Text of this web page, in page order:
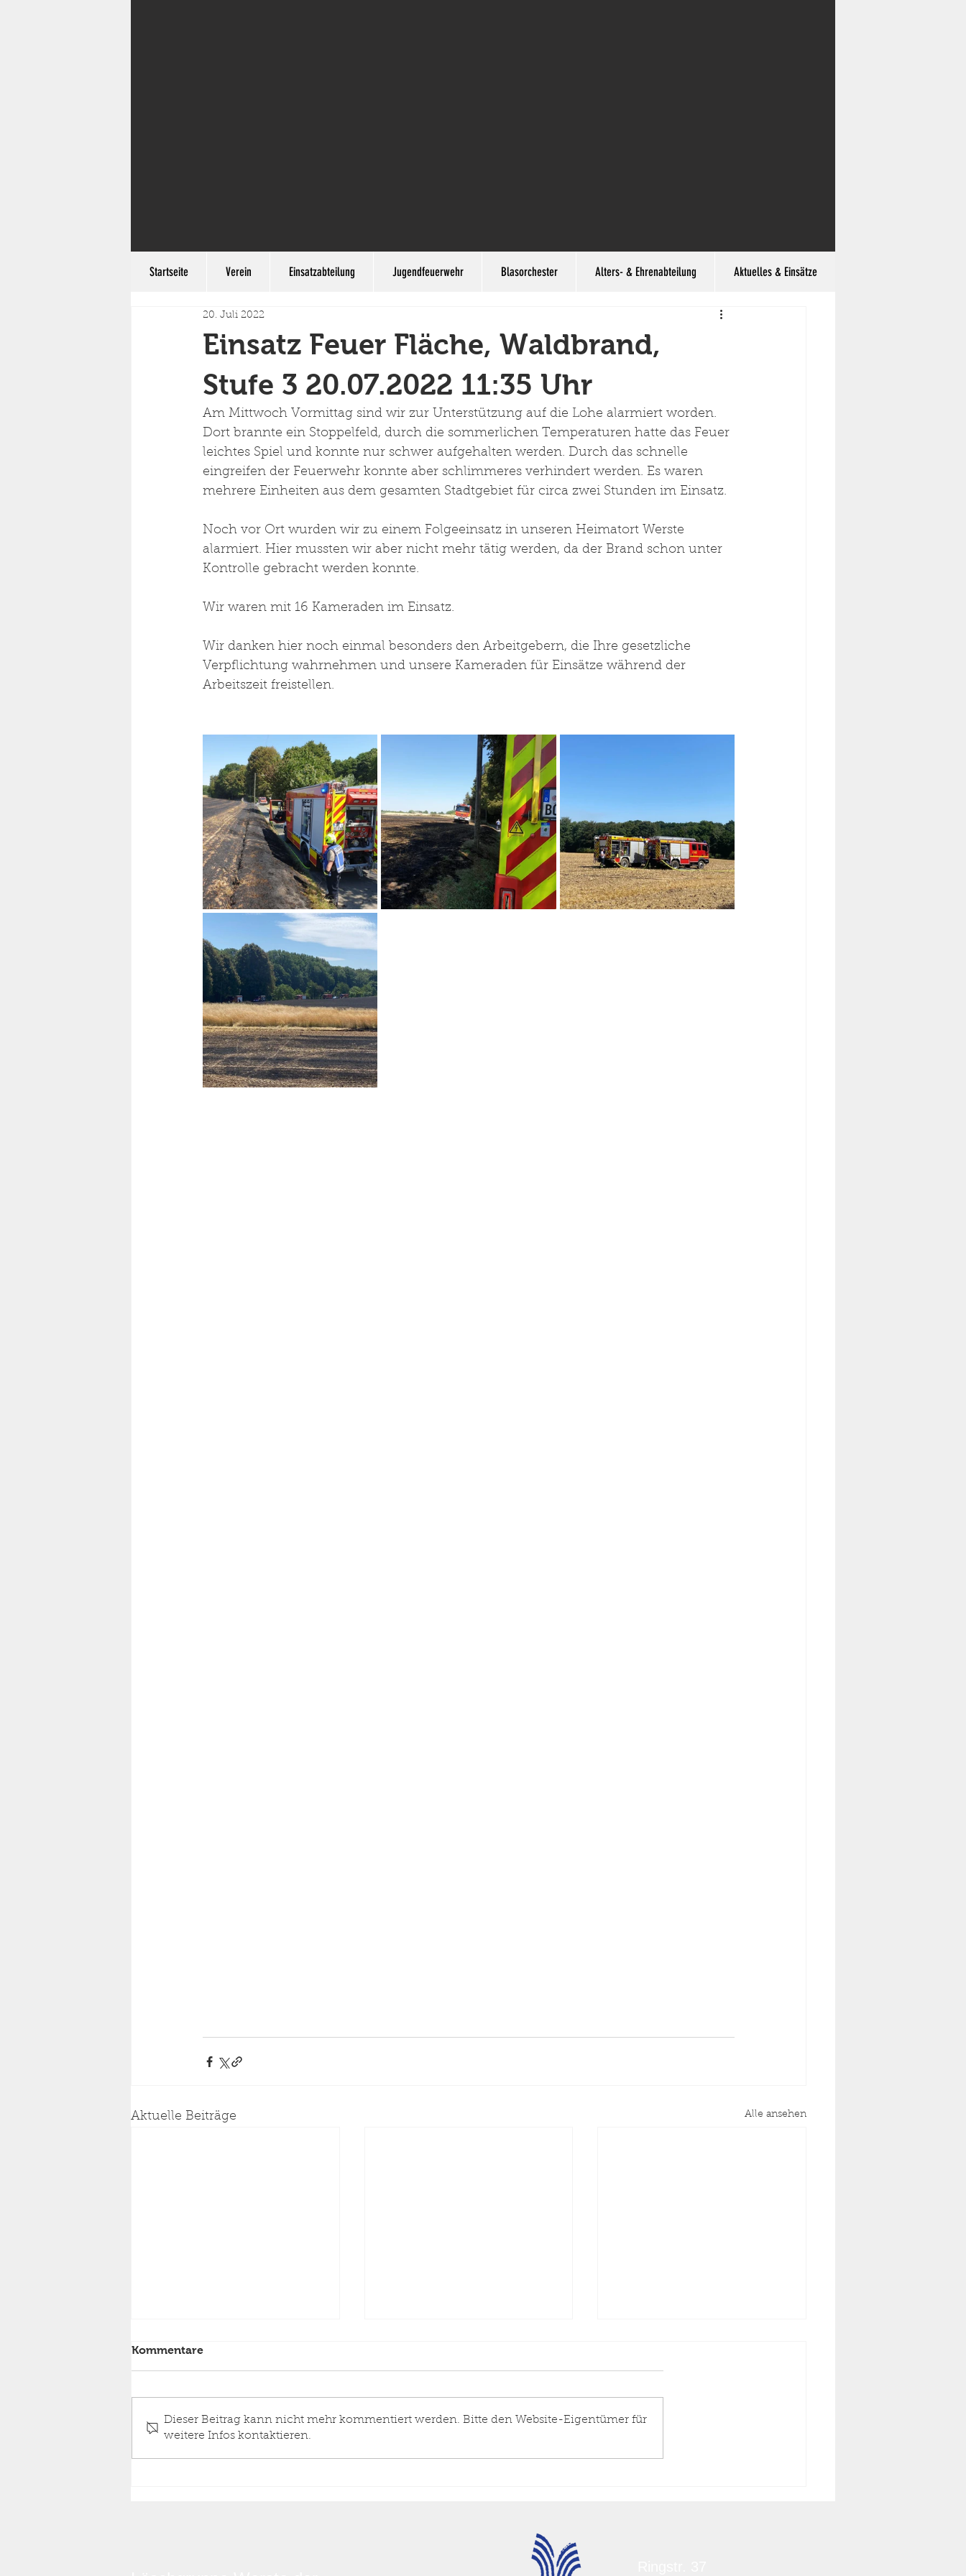
Einsatz Feuer Fläche, Waldbrand,
Stufe 3 20.07.2022 11:35 Uhr
20. Juli 2022
Am Mittwoch Vormittag sind wir zur Unterstützung auf die Lohe alarmiert worden.
Dort brannte ein Stoppelfeld, durch die sommerlichen Temperaturen hatte das Feuer
leichtes Spiel und konnte nur schwer aufgehalten werden. Durch das schnelle
eingreifen der Feuerwehr konnte aber schlimmeres verhindert werden. Es waren
mehrere Einheiten aus dem gesamten Stadtgebiet für circa zwei Stunden im Einsatz.
Noch vor Ort wurden wir zu einem Folgeeinsatz in unseren Heimatort Werste
alarmiert. Hier mussten wir aber nicht mehr tätig werden, da der Brand schon unter
Kontrolle gebracht werden konnte.
Wir waren mit 16 Kameraden im Einsatz.
Wir danken hier noch einmal besonders den Arbeitgebern, die Ihre gesetzliche
Verpflichtung wahrnehmen und unsere Kameraden für Einsätze während der
Arbeitszeit freistellen.
Aktuelle Beiträge Alle ansehen
Einsatz Feuer Wohnhaus,
Neues
Einsatz Feuer
Kommentare
Dieser Beitrag kann nicht mehr kommentiert werden. Bitte den Website-Eigentümer für
weitere Infos kontaktieren.
Startseite Verein Einsatzabteilung Jugendfeuerwehr Blasorchester Alters- & Ehrenabteilung Aktuelles & Einsätze